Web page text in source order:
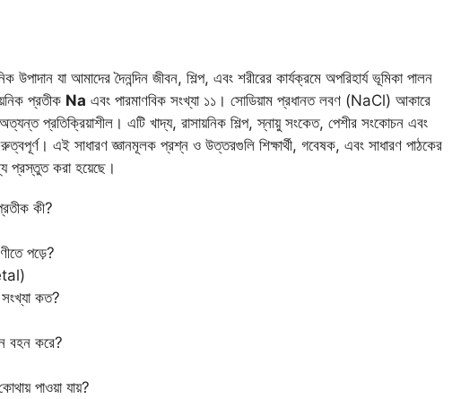
যা আমাদের দৈনন্দিন জীবন, শিল্প, এবং শরীরের কার্যক্রমে অপরিহার্য ভূমিকা পালন
প্রতীক Na এবং পারমাণবিক সংখ্যা ১১। সোডিয়াম প্রধানত লবণ (NaCl) আকারে
অত্যন্ত প্রতিক্রিয়াশীল। এটি খাদ্য, রাসায়নিক শিল্প, স্নায়ু সংকেত, পেশীর সংকোচন এবং
এই সাধারণ জ্ঞানমূলক প্রশ্ন ও উত্তরগুলি শিক্ষার্থী, গবেষক, এবং সাধারণ পাঠকের
প্রস্তুত করা হয়েছে।
কী?
পড়ে?
সংখ্যা কত?
বহন করে?
পাওয়া যায়?